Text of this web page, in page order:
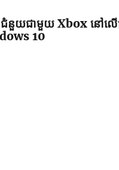
នួយជាមួយ Xbox នៅលើប្
10